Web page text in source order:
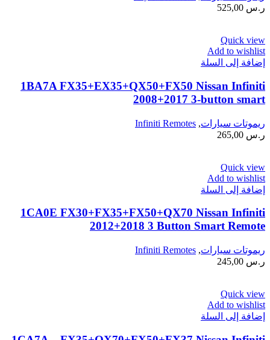
ر.س
Quick view
Add to wishlist
إضافة إلى السلة
1BA7A FX35+EX35+QX50+FX50 Nissan Infiniti
2008+2017 3-button smart
ريموتات سيارات,
Infiniti Remotes
ر.س
Quick view
Add to wishlist
إضافة إلى السلة
1CA0E FX30+FX35+FX50+QX70 Nissan Infiniti
2012+2018 3 Button Smart Remote
ريموتات سيارات,
Infiniti Remotes
ر.س
Quick view
Add to wishlist
إضافة إلى السلة